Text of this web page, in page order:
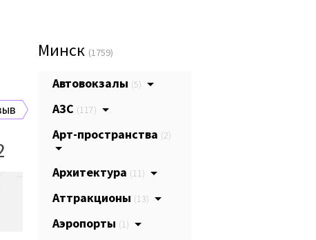
Минск (1759)
Автовокзалы (5)
АЗС (117)
Арт-пространства (2)
Архитектура (11)
Аттракционы (13)
Аэропорты (1)